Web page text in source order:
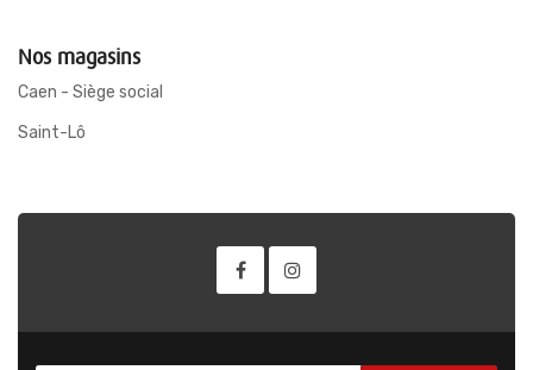
Nos magasins
Caen - Siège social
Saint-Lô